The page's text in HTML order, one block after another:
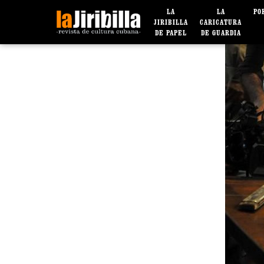
LA
JIRIBILLA
DE PAPEL
LA
CARICATURA
DE GUARDIA